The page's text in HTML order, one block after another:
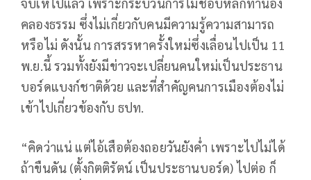
จบเห่ไปแล้ว เพราะกระบวนการไม่ชอบหลักทำนอง
คลองธรรม ซึ่งไม่เกี่ยวกับคนมีความรู้ความสามารถ
หรือไม่ ดังนั้น การสรรหาครั้งใหม่ซึ่งเลื่อนไปเป็น 11
พ.ย.นี้ รวมทั้งยังมีข่าวจะเปลี่ยนคนใหม่เป็นประธาน
บอร์ดแบงก์ชาติด้วย และที่สำคัญคนการเมืองต้องไม่
เข้าไปเกี่ยวข้องกับ ธปท.
“คิดว่าแน่ แต่ไอ้เสือต้องถอยวันยังค่ำ เพราะไปไม่ได้
ถ้าขืนดัน (ตั้งกิตติรัตน์ เป็นประธานบอร์ด) ไปต่อ ก็